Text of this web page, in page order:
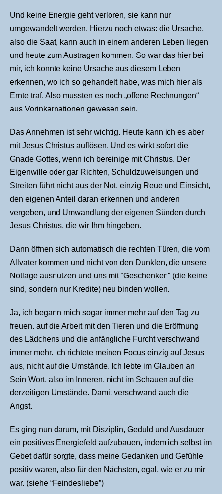
Und keine Energie geht verloren, sie kann nur
umgewandelt werden. Hierzu noch etwas: die Ursache,
also die Saat, kann auch in einem anderen Leben liegen
und heute zum Austragen kommen. So war das hier bei
mir, ich konnte keine Ursache aus diesem Leben
erkennen, wo ich so gehandelt habe, was mich hier als
Ernte traf. Also mussten es noch „offene Rechnungen“
aus Vorinkarnationen gewesen sein.
Das Annehmen ist sehr wichtig. Heute kann ich es aber
mit Jesus Christus auflösen. Und es wirkt sofort die
Gnade Gottes, wenn ich bereinige mit Christus. Der
Eigenwille oder gar Richten, Schuldzuweisungen und
Streiten führt nicht aus der Not, einzig Reue und Einsicht,
den eigenen Anteil daran erkennen und anderen
vergeben, und Umwandlung der eigenen Sünden durch
Jesus Christus, die wir Ihm hingeben.
Dann öffnen sich automatisch die rechten Türen, die vom
Allvater kommen und nicht von den Dunklen, die unsere
Notlage ausnutzen und uns mit “Geschenken” (die keine
sind, sondern nur Kredite) neu binden wollen.
Ja, ich begann mich sogar immer mehr auf den Tag zu
freuen, auf die Arbeit mit den Tieren und die Eröffnung
des Lädchens und die anfängliche Furcht verschwand
immer mehr. Ich richtete meinen Focus einzig auf Jesus
aus, nicht auf die Umstände. Ich lebte im Glauben an
Sein Wort, also im Inneren, nicht im Schauen auf die
derzeitigen Umstände. Damit verschwand auch die
Angst.
Es ging nun darum, mit Disziplin, Geduld und Ausdauer
ein positives Energiefeld aufzubauen, indem ich selbst im
Gebet dafür sorgte, dass meine Gedanken und Gefühle
positiv waren, also für den Nächsten, egal, wie er zu mir
war. (siehe “Feindesliebe”)